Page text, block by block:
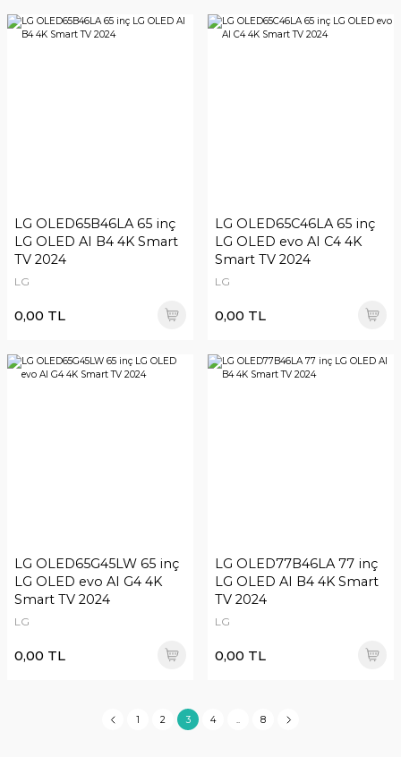
LG OLED65B46LA 65 inç
LG OLED AI B4 4K Smart
TV 2024
LG
0,00 TL
LG OLED65C46LA 65 inç
LG OLED evo AI C4 4K
Smart TV 2024
LG
0,00 TL
LG OLED65G45LW 65 inç
LG OLED evo AI G4 4K
Smart TV 2024
LG
0,00 TL
LG OLED77B46LA 77 inç
LG OLED AI B4 4K Smart
TV 2024
LG
0,00 TL
1 2 3 4 8